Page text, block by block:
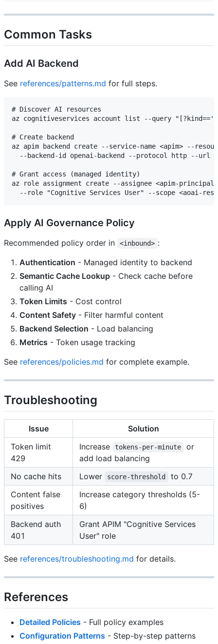
Common Tasks
Add AI Backend
See references/patterns.md for full steps.
# Discover AI resources
az cognitiveservices account list --query
# Create backend
az apim backend create --service-name <apim> --
--backend-id openai-backend --protocol http --url
# Grant access (managed identity)
az role assignment create --assignee <apim-
Apply AI Governance Policy
Recommended policy order in <inbound> :
Authentication - Managed identity to backend
Semantic Cache Lookup - Check cache before
calling AI
Token Limits - Cost control
Content Safety - Filter harmful content
Backend Selection - Load balancing
Metrics - Token usage tracking
See references/policies.md for complete example.
Troubleshooting
Issue
Solution
Token limit
429
Increase tokens-per-minute
or
add load balancing
No cache hits
Lower score-threshold
to 0.7
Content false
positives
Increase category thresholds (5-
6)
Backend auth
401
Grant APIM "Cognitive Services
User" role
See references/troubleshooting.md for details.
References
Detailed Policies - Full policy examples
Configuration Patterns - Step-by-step patterns